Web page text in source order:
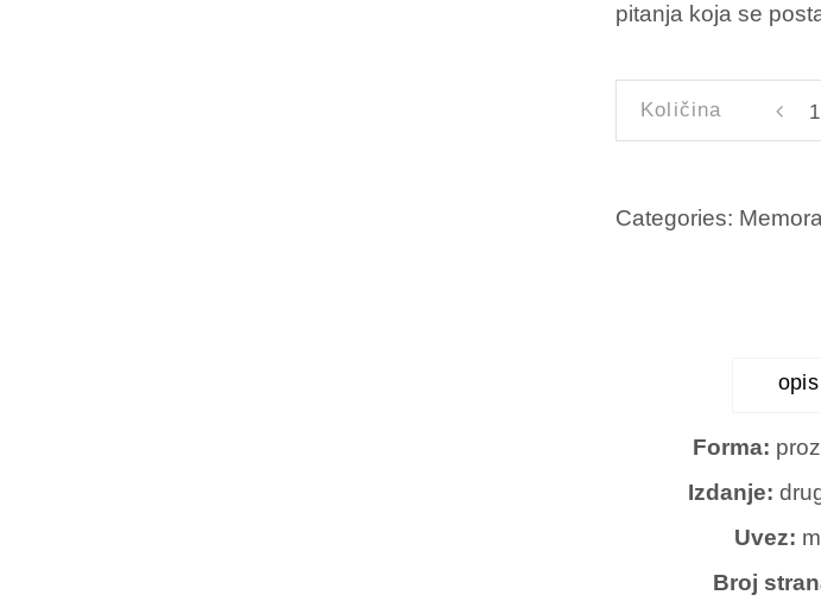
pitanja koja se
Categories:
opis
Forma:
Izdanje:
Uvez:
Broj